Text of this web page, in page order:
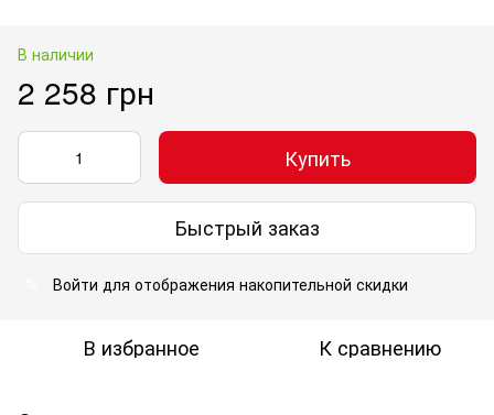
В наличии
2 258 грн
Купить
Быстрый заказ
Войти для отображения накопительной скидки
В избранное К сравнению